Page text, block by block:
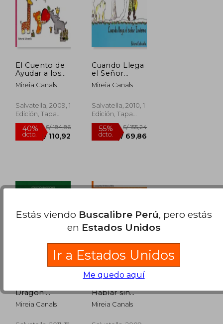
El Cuento de
Ayudar a los
Demas
Mireia Canals
Salvatella, 2009, 1
Edición, Tapa
Dura, Nuevo
Cuando Llega
el Señor
Invierno
Mireia Canals
Salvatella, 2010, 1
Edición, Tapa
Blanda, Nuevo
Dragón:
Emociones 2
(la Rabia)
Mireia Canals
Hablar sin
Gritar: Marcos
y Maria 4
Mireia Canals
Estás viendo Buscalibre Perú, pero estás
en Estados Unidos
Ir a Estados Unidos
Me quedo aquí